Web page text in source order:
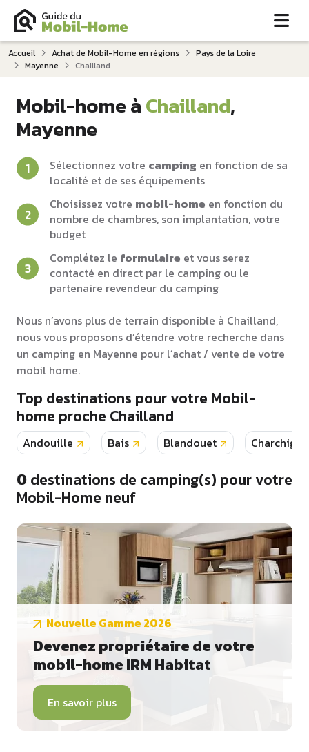
Accueil Achat de Mobil-Home en régions
Pays de la Loire
Mayenne
Chailland
Mobil-home àChailland,
Mayenne
Sélectionnez votre camping en fonction de sa
localité et de ses équipements
Choisissez votre mobil-home en fonction du
nombre de chambres, son implantation, votre
budget
Complétez le formulaire et vous serez
contacté en direct par le camping ou le
partenaire revendeur du camping
Nous n’avons plus de terrain disponible à Chailland,
nous vous proposons d’étendre votre recherche dans
un camping en Mayenne pour l’achat / vente de votre
mobil home.
Top destinations pour votre Mobil-
home proche Chailland
Andouille Bais Blandouet Charchigne
0destinations de camping(s) pour votre
Mobil-Home neuf
Nouvelle Gamme 2026
Devenez propriétaire de votre
mobil-home IRM Habitat
En savoir plus